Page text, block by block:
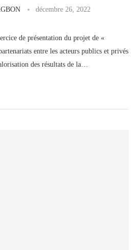
décembre 26, 2022
de présentation du projet de «
entre les acteurs publics et privés
des résultats de la…